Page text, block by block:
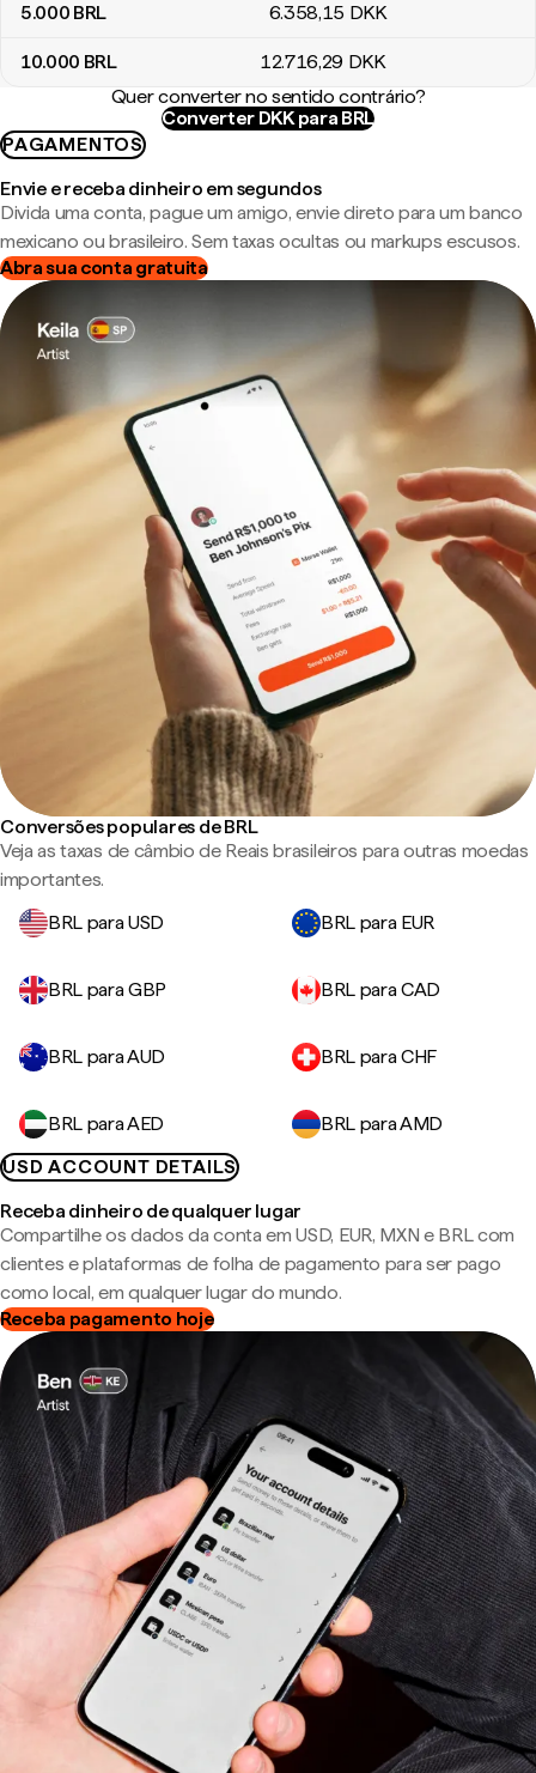
5.000 BRL 6.358,15 DKK
10.000 BRL 12.716,29 DKK
Quer converter no sentido contrário?
Converter DKK para BRL
PAGAMENTOS
Envie e receba dinheiro em segundos
Divida uma conta, pague um amigo, envie direto para um banco
mexicano ou brasileiro. Sem taxas ocultas ou markups escusos.
Abra sua conta gratuita
Conversões populares de BRL
Veja as taxas de câmbio de Reais brasileiros para outras moedas
importantes.
BRL para USD
BRL para EUR
BRL para GBP BRL para CAD
BRL para AUD BRL para CHF
BRL para AED
BRL para AMD
USD ACCOUNT DETAILS
Receba dinheiro de qualquer lugar
Compartilhe os dados da conta em USD, EUR, MXN e BRL com
clientes e plataformas de folha de pagamento para ser pago
como local, em qualquer lugar do mundo.
Receba pagamento hoje